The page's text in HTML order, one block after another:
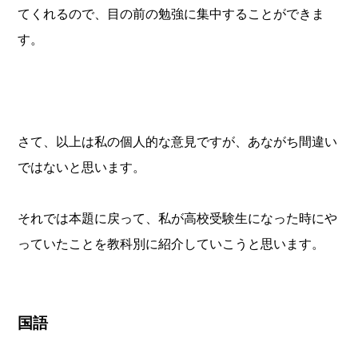
てくれるので、目の前の勉強に集中することができま
す。
さて、以上は私の個人的な意見ですが、あながち間違い
ではないと思います。
それでは本題に戻って、私が高校受験生になった時にや
っていたことを教科別に紹介していこうと思います。
国語